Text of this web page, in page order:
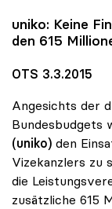
uniko: Keine
den 615
OTS 3.3.2015
Angesichts der
Bundesbudgets
(uniko) den
Vizekanzlers zu
die
zusätzliche 615